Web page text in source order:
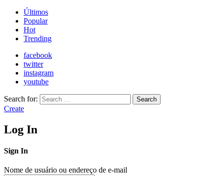
Últimos
Popular
Hot
Trending
facebook
twitter
instagram
youtube
Search for: Search
Create
Log In
Sign In
Nome de usuário ou endereço de e-mail